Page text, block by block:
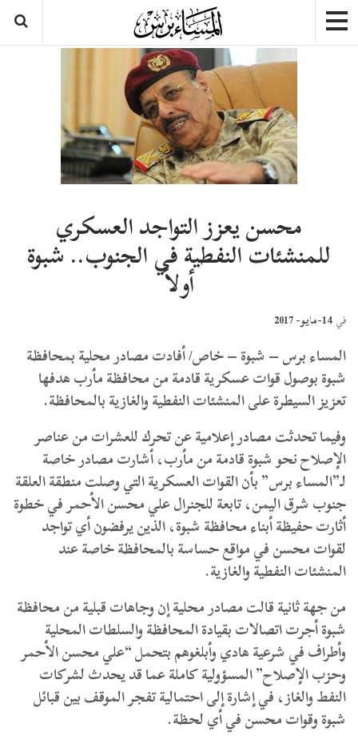
محسن يعزز التواجد العسكري
للمنشئات النفطية في الجنوب.. شبوة
أولاً
في 14-مايو- 2017
المساء برس – شبوة – خاص/ أفادت مصادر محلية بمحافظة
شبوة بوصول قوات عسكرية قادمة من محافظة مأرب هدفها
تعزيز السيطرة على المنشئات النفطية والغازية بالمحافظة.
وفيما تحدثت مصادر إعلامية عن تحرك للعشرات من عناصر
الإصلاح نحو شبوة قادمة من مأرب، أشارت مصادر خاصة
لـ”المساء برس” بأن القوات العسكرية التي وصلت منطقة العلقة
جنوب شرق اليمن، تابعة للجنرال علي محسن الأحمر في خطوة
أثارت حفيظة أبناء محافظة شبوة، الذين يرفضون أي تواجد
لقوات محسن في مواقع حساسة بالمحافظة خاصة عند
المنشئات النفطية والغازية.
من جهة ثانية قالت مصادر محلية إن وجاهات قبلية من محافظة
شبوة أجرت اتصالات بقيادة المحافظة والسلطات المحلية
وأطراف في شرعية هادي وأبلغوهم بتحمل “علي محسن الأحمر
وحزب الإصلاح” المسؤولية كاملة عما قد يحدث لشركات
النفط والغاز، في إشارة إلى احتمالية تفجر الموقف بين قبائل
شبوة وقوات محسن في أي لحظة.